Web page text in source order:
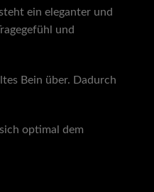
ein eleganter und
und
Bein über. Dadurch
optimal dem